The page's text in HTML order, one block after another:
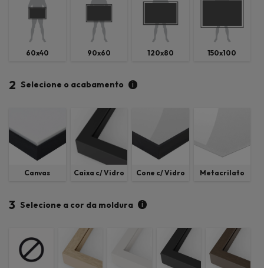
60x40 90x60 120x80 150x100
2 Selecione o acabamento i
Canvas Caixa c/ Vidro Cone c/ Vidro Metacrilato
3 Selecione a cor da moldura i